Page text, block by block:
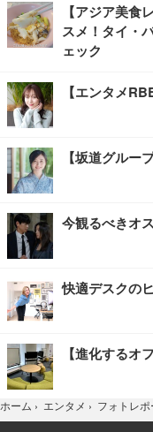
【アジア美食
スメ！タイ・
ェック
【エンタメ
【坂道グルー
今観るべきオ
快適デスクの
【進化するオ
ホーム › エンタメ › フォトレポ